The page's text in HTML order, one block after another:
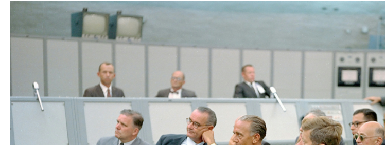
racisme
inleiding